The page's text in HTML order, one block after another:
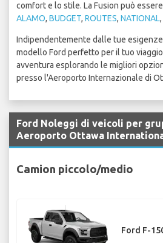
comfort e lo stile. La Fusion può
ALAMO, BUDGET, ROUTES, NATIONAL
Indipendentemente dalle tue
modello Ford perfetto per il tuo
avventura esplorando le migliori
presso l'Aeroporto Internazionale di
Ford Noleggi di veicoli per
Aeroporto Ottawa
Camion piccolo/medio
Ford F-